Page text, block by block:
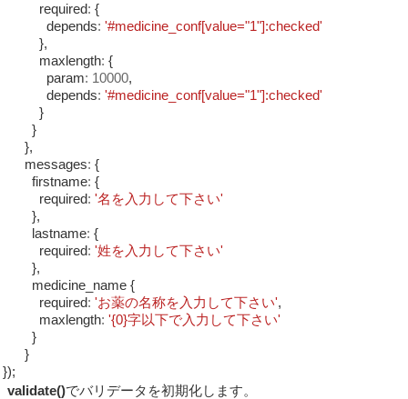
required: {
depends: '#medicine_conf[value="1"]:checked'
},
maxlength: {
param: 10000,
depends: '#medicine_conf[value="1"]:checked'
}
}
},
messages: {
firstname: {
required: '名を入力して下さい'
},
lastname: {
required: '姓を入力して下さい'
},
medicine_name {
required: 'お薬の名称を入力して下さい',
maxlength: '{0}字以下で入力して下さい'
}
}
});
validate()でバリデータを初期化します。